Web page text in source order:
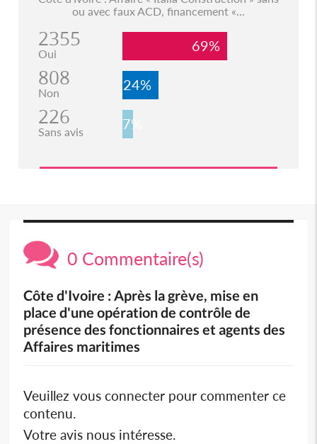
ou avec faux ACD, financement «...
2355
Oui 69%
808
Non 24%
226
Sans avis 7%
0 Commentaire(s)
Côte d'Ivoire : Après la grève, mise en
place d'une opération de contrôle de
présence des fonctionnaires et agents des
Affaires maritimes
Veuillez vous connecter pour commenter ce
contenu.
Votre avis nous intéresse.